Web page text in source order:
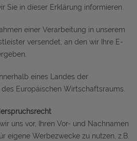
Sie in dieser Erklärung informieren.
einer Verarbeitung in unserem
versendet, an den wir Ihre E-
eines Landes der
Europäischen Wirtschaftsraums.
uns vor, Ihren Vor- und Nachnamen
eigene Werbezwecke zu nutzen, z.B.